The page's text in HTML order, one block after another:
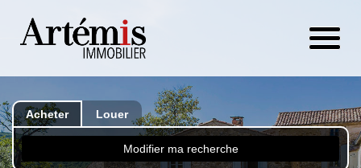
Acheter Louer
Modifier ma recherche